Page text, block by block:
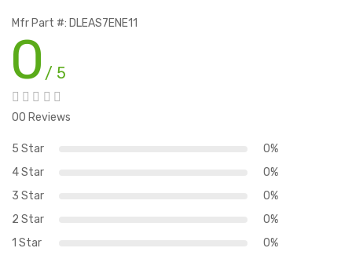
Mfr Part #: DLEAS7ENE11
0 / 5
00 Reviews
5 Star
0%
4 Star
0%
3 Star
0%
2 Star
0%
1 Star
0%